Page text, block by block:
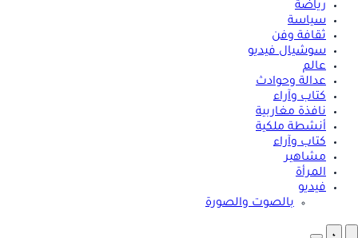
رياضة
سياسة
ثقافة وفن
سوشيال فيديو
عالم
عدالة وحوادث
كتاب وآراء
نافذة مغاربية
أنشطة ملكية
كتاب وآراء
مشاهير
المرأة
فيديو
بالصوت والصورة